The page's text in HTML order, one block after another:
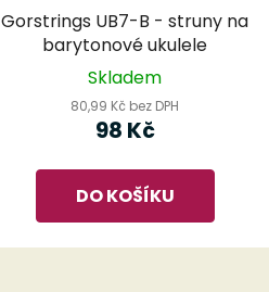
Gorstrings UB7-B - struny na
barytonové ukulele
Skladem
80,99 Kč bez DPH
98 Kč
DO KOŠÍKU